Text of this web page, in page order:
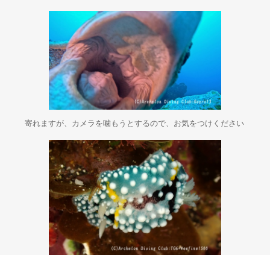
寄れますが、カメラを噛もうとするので、お気をつけください